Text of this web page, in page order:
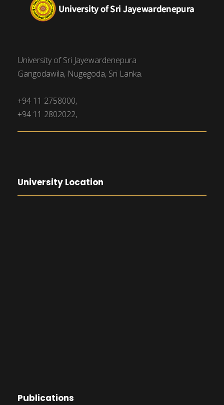
University of Sri Jayewardenepura
Gangodawila, Nugegoda, Sri Lanka.
+94 11 2758000,
+94 11 2802022,
University Location
Publications